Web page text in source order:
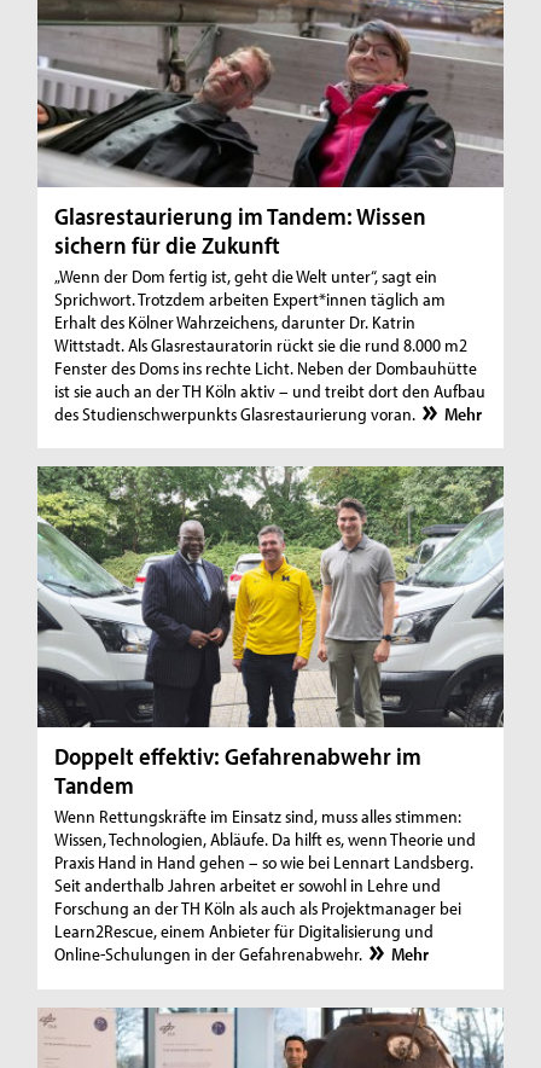
Glasrestaurierung im Tandem: Wissen
sichern für die Zukunft
„Wenn der Dom fertig ist, geht die Welt unter“, sagt ein
Sprichwort. Trotzdem arbeiten Expert*innen täglich am
Erhalt des Kölner Wahrzeichens, darunter Dr. Katrin
Wittstadt. Als Glasrestauratorin rückt sie die rund 8.000 m2
Fenster des Doms ins rechte Licht. Neben der Dombauhütte
ist sie auch an der TH Köln aktiv – und treibt dort den Aufbau
des Studienschwerpunkts Glasrestaurierung voran.
Mehr
Doppelt effektiv: Gefahrenabwehr im
Tandem
Wenn Rettungskräfte im Einsatz sind, muss alles stimmen:
Wissen, Technologien, Abläufe. Da hilft es, wenn Theorie und
Praxis Hand in Hand gehen – so wie bei Lennart Landsberg.
Seit anderthalb Jahren arbeitet er sowohl in Lehre und
Forschung an der TH Köln als auch als Projektmanager bei
Learn2Rescue, einem Anbieter für Digitalisierung und
Online-Schulungen in der Gefahrenabwehr.
Mehr